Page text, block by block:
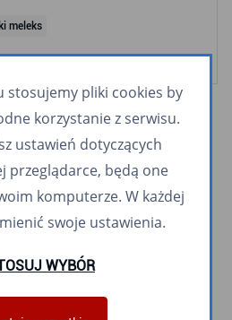
meleks
stosujemy pliki cookies by
korzystanie z serwisu.
ustawień dotyczących
przeglądarce, będą one
komputerze. W każdej
swoje ustawienia.
WYBÓR